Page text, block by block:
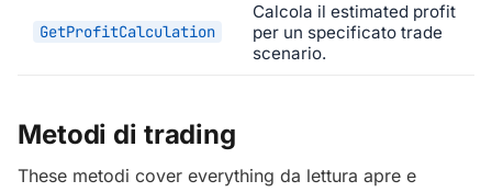
GetProfitCalculation
Calcola il estimated profit
per un specificato trade
scenario.
Metodi di trading
These metodi cover everything da lettura apre e